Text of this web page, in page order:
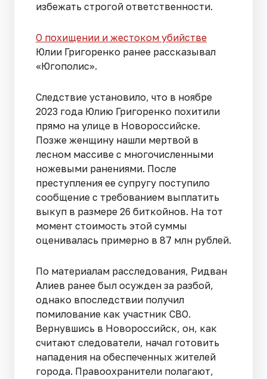
избежать строгой ответственности.
О похищении и жестоком убийстве
Юлии Григоренко ранее рассказывал
«Югополис».
Следствие установило, что в ноябре
2023 года Юлию Григоренко похитили
прямо на улице в Новороссийске.
Позже женщину нашли мертвой в
лесном массиве с многочисленными
ножевыми ранениями. После
преступления ее супругу поступило
сообщение с требованием выплатить
выкуп в размере 26 биткойнов. На тот
момент стоимость этой суммы
оценивалась примерно в 87 млн рублей.
По материалам расследования, Ридван
Алиев ранее был осужден за разбой,
однако впоследствии получил
помилование как участник СВО.
Вернувшись в Новороссийск, он, как
считают следователи, начал готовить
нападения на обеспеченных жителей
города. Правоохранители полагают,